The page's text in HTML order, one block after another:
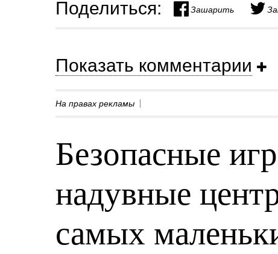
Поделиться: Зашарить
Показать комментарии
На правах рекламы
Безопасные
надувные
самых